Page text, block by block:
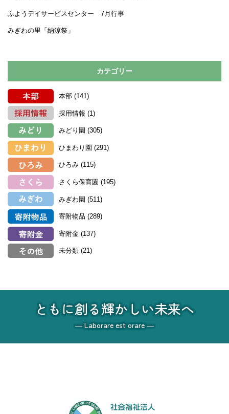
ふようデイサービスセンター 7月行事
みぎわの里「納涼祭」
カテゴリー
本部 (141)
採用情報 (1)
みどり園 (305)
ひまわり園 (291)
ひろみ (115)
さくら保育園 (195)
みぎわ園 (511)
寄附物品 (289)
寄附金 (137)
未分類 (21)
ともに創る輝かしい未来へ
― Laborare est orare ―